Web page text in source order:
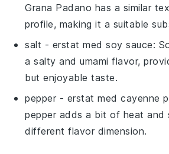
Grana Padano has a similar
profile, making it a suitable
salt - erstat medsoy sauce:
a salty and umami flavor,
but enjoyable taste.
pepper - erstat medcayenne
pepper adds a bit of heat and
different flavor dimension.